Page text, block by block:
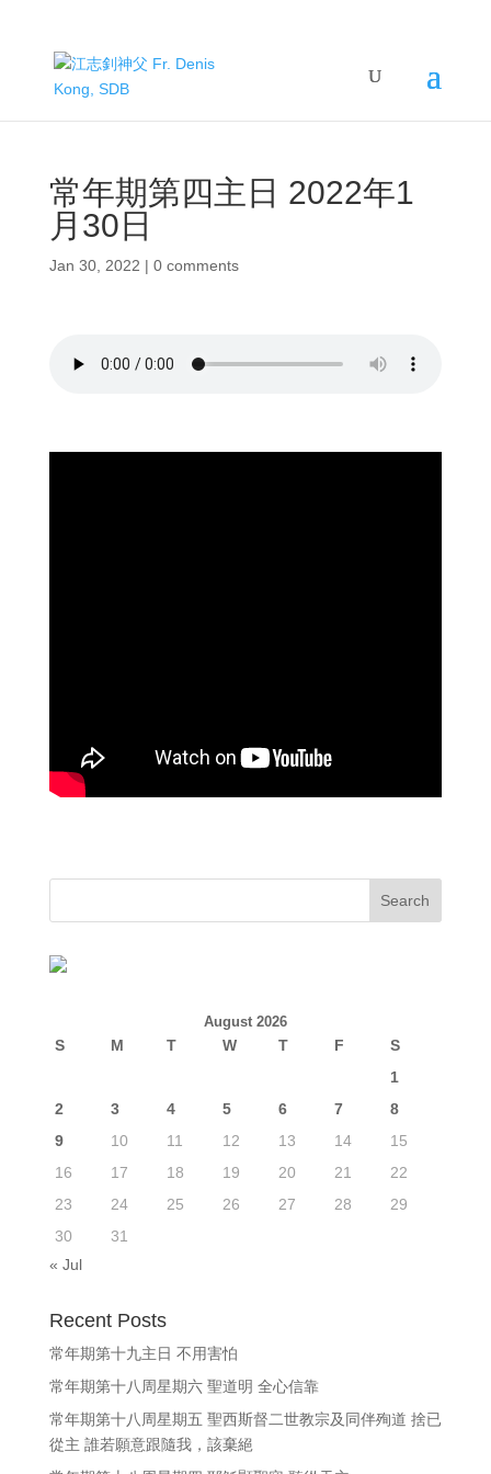
常年期第四主日 2022年1
月30日
Jan 30, 2022 | 0 comments
August 2026
S M T W T F
S
1
2
3 4 5 6 7
8
9
10 11 12 13 14
15
16
17 18 19 20 21
22
23
24 25 26 27 28
29
30
31
« Jul
Recent Posts
常年期第十九主日 不用害怕
常年期第十八周星期六 聖道明 全心信靠
常年期第十八周星期五 聖西斯督二世教宗及同伴殉道 捨已
從主 誰若願意跟隨我，該棄絕